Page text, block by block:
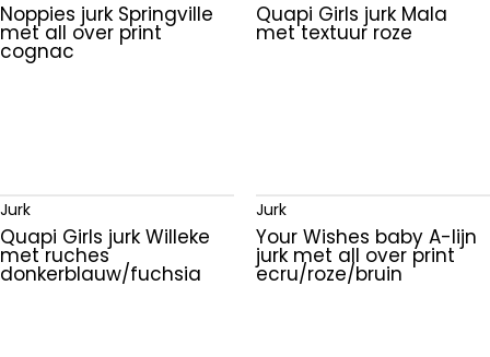
Noppies jurk Springville
met all over print
cognac
Quapi Girls jurk Mala
met textuur roze
Jurk
Quapi Girls jurk Willeke
met ruches
donkerblauw/fuchsia
Jurk
Your Wishes baby A-lijn
jurk met all over print
ecru/roze/bruin